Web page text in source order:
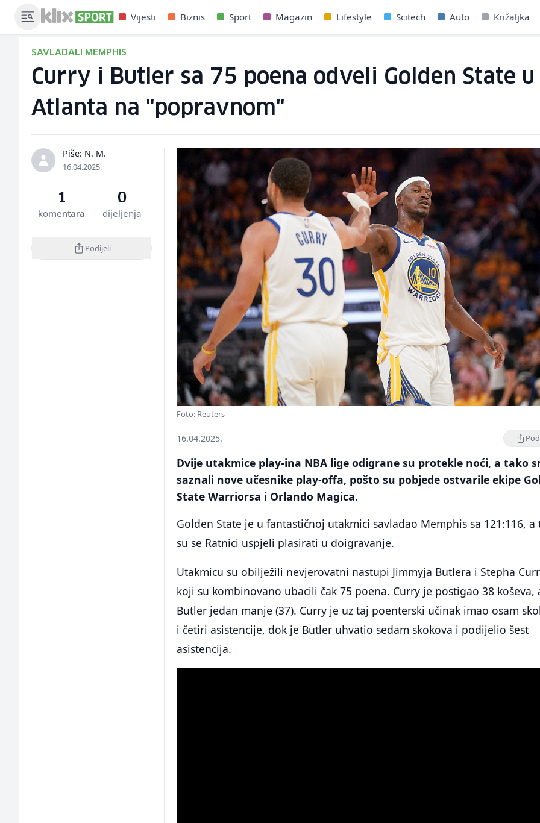
Vijesti Biznis Sport Magazin Lifestyle Scitech Auto Križaljka
SAVLADALI MEMPHIS
Curry i Butler sa 75 poena odveli Golden State
Atlanta na "popravnom"
Piše: N. M.
16.04.2025.
1
komentara
0
dijeljenja
Podijeli
Foto: Reuters
16.04.2025.
Dvije utakmice play-ina NBA lige odigrane su protekle noći, a tako
saznali nove učesnike play-offa, pošto su pobjede ostvarile ekipe
State Warriorsa i Orlando Magica.
Golden State je u fantastičnoj utakmici savladao Memphis sa 121:116, a
su se Ratnici uspjeli plasirati u doigravanje.
Utakmicu su obilježili nevjerovatni nastupi Jimmyja Butlera i Stepha
koji su kombinovano ubacili čak 75 poena. Curry je postigao 38 koševa,
Butler jedan manje (37). Curry je uz taj poenterski učinak imao osam
i četiri asistencije, dok je Butler uhvatio sedam skokova i podijelio šest
asistencija.